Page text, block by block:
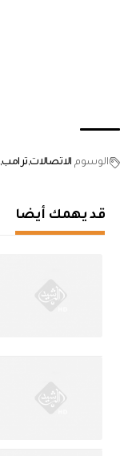
الوسوم الاتصالات ترامب
قد يهمك أيضا